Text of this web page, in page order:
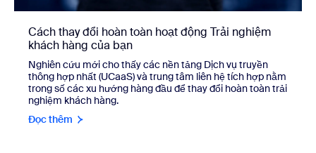
Cách thay đổi hoàn toàn hoạt động Trải nghiệm
khách hàng của bạn
Nghiên cứu mới cho thấy các nền tảng Dịch vụ truyền
thông hợp nhất (UCaaS) và trung tâm liên hệ tích hợp nằm
trong số các xu hướng hàng đầu để thay đổi hoàn toàn trải
nghiệm khách hàng.
Đọc thêm